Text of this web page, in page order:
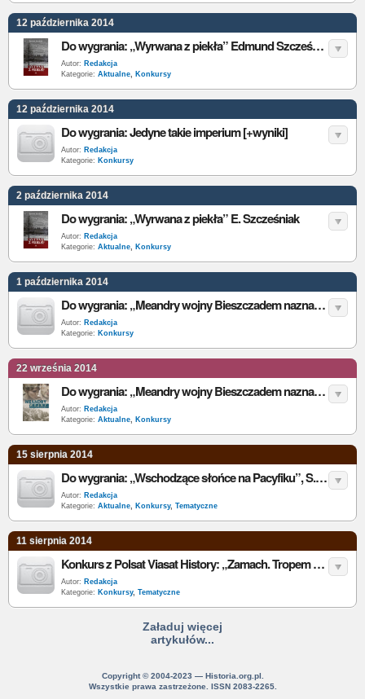
12 października 2014
Do wygrania: „Wyrwana z piekła” Edmund Szcześniak [wyniki]
Autor: Redakcja
Kategorie: Aktualne, Konkursy
12 października 2014
Do wygrania: Jedyne takie imperium [+wyniki]
Autor: Redakcja
Kategorie: Konkursy
2 października 2014
Do wygrania: „Wyrwana z piekła” E. Szcześniak
Autor: Redakcja
Kategorie: Aktualne, Konkursy
1 października 2014
Do wygrania: „Meandry wojny Bieszczadem naznaczone” K.J. Drozdowski [wyniki]
Autor: Redakcja
Kategorie: Konkursy
22 września 2014
Do wygrania: „Meandry wojny Bieszczadem naznaczone” K.J. Drozdowski
Autor: Redakcja
Kategorie: Aktualne, Konkursy
15 sierpnia 2014
Do wygrania: „Wschodzące słońce na Pacyfiku”, S.E. Morison
Autor: Redakcja
Kategorie: Aktualne, Konkursy, Tematyczne
11 sierpnia 2014
Konkurs z Polsat Viasat History: „Zamach. Tropem zabójców generała Sikorskiego”, T.A. Kisielewski [wyniki]
Autor: Redakcja
Kategorie: Konkursy, Tematyczne
Załaduj więcej
artykułów...
Copyright © 2004-2023 — Historia.org.pl.
Wszystkie prawa zastrzeżone. ISSN 2083-2265.